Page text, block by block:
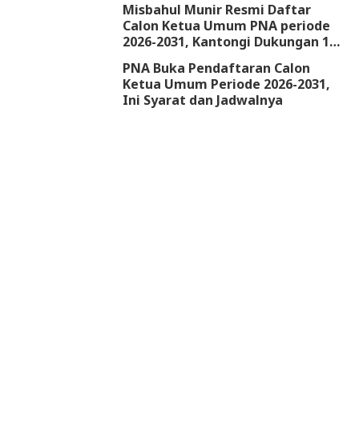
Misbahul Munir Resmi Daftar
Calon Ketua Umum PNA periode
2026-2031, Kantongi Dukungan 18
PNA Buka Pendaftaran Calon
Ketua Umum Periode 2026-2031,
Ini Syarat dan Jadwalnya